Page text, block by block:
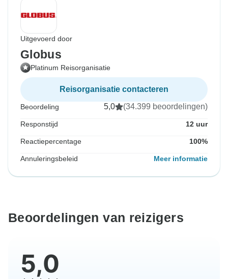
Uitgevoerd door
Globus
Platinum Reisorganisatie
Reisorganisatie contacteren
Beoordeling 5,0 (34.399 beoordelingen)
Responstijd 12 uur
Reactiepercentage 100%
Annuleringsbeleid Meer informatie
Beoordelingen van reizigers
5,0